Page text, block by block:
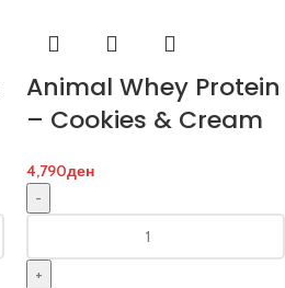
Animal Whey Protein
– Cookies & Cream
4,790ден